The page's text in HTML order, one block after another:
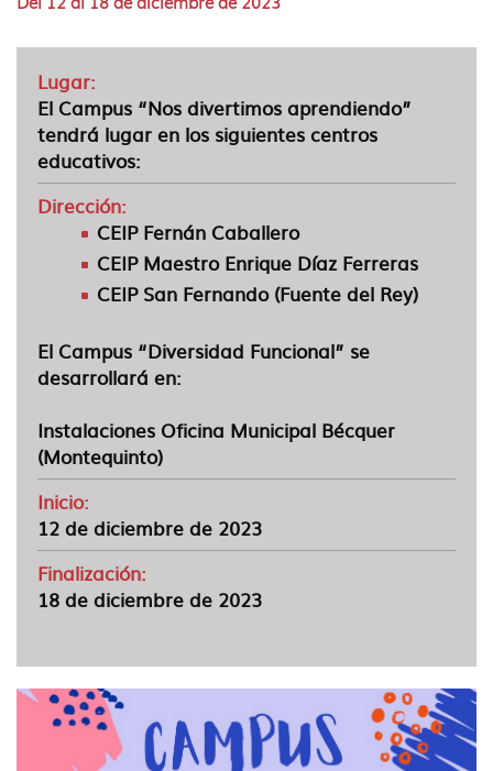
idioma
Lugar:
El Campus “Nos divertimos aprendiendo”
tendrá lugar en los siguientes centros
educativos:
Dirección:
CEIP Fernán Caballero
CEIP Maestro Enrique Díaz Ferreras
CEIP San Fernando (Fuente del Rey)
El Campus “Diversidad Funcional” se
desarrollará en:
Instalaciones Oficina Municipal Bécquer
(Montequinto)
Inicio:
12 de diciembre de 2023
Finalización:
18 de diciembre de 2023